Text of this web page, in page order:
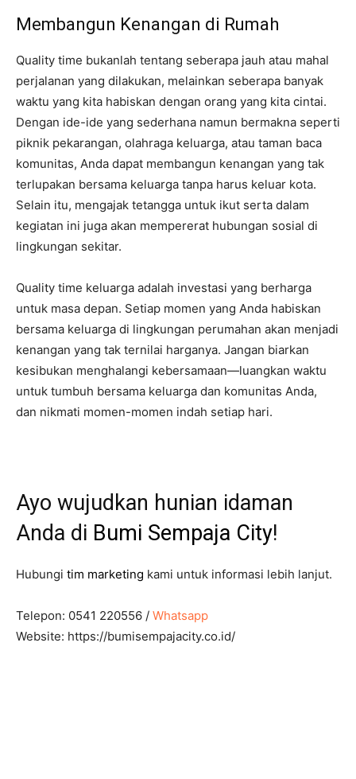
Membangun Kenangan di Rumah
Quality time bukanlah tentang seberapa jauh atau mahal
perjalanan yang dilakukan, melainkan seberapa banyak
waktu yang kita habiskan dengan orang yang kita cintai.
Dengan ide-ide yang sederhana namun bermakna seperti
piknik pekarangan, olahraga keluarga, atau taman baca
komunitas, Anda dapat membangun kenangan yang tak
terlupakan bersama keluarga tanpa harus keluar kota.
Selain itu, mengajak tetangga untuk ikut serta dalam
kegiatan ini juga akan mempererat hubungan sosial di
lingkungan sekitar.
Quality time keluarga adalah investasi yang berharga
untuk masa depan. Setiap momen yang Anda habiskan
bersama keluarga di lingkungan perumahan akan menjadi
kenangan yang tak ternilai harganya. Jangan biarkan
kesibukan menghalangi kebersamaan—luangkan waktu
untuk tumbuh bersama keluarga dan komunitas Anda,
dan nikmati momen-momen indah setiap hari.
Ayo wujudkan hunian idaman
Anda di Bumi Sempaja City!
Hubungi tim marketing kami untuk informasi lebih lanjut.
Telepon: 0541 220556 / Whatsapp
Website: https://bumisempajacity.co.id/